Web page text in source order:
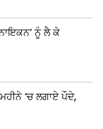
ਨੂੰ ਲੈ ਕੇ
‘ਚ ਲਗਾਏ ਪੌਦੇ,